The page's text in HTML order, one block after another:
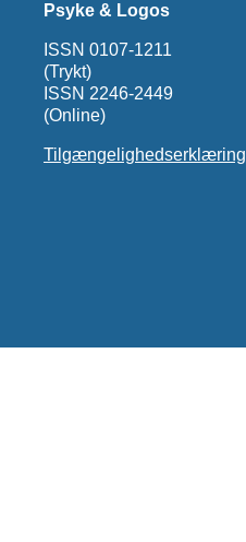
Psyke & Logos
ISSN 0107-1211
(Trykt)
ISSN 2246-2449
(Online)
Tilgængelighedserklæring